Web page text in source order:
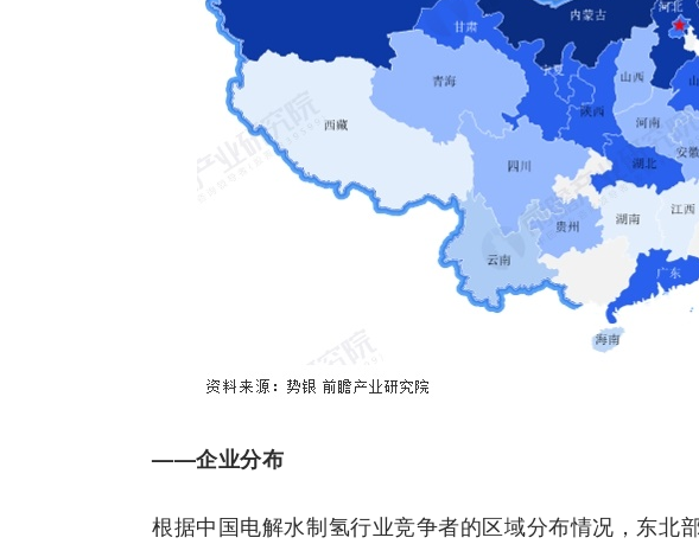
——企业分布
根据中国电解水制氢行业竞争者的区域分布情况，东北